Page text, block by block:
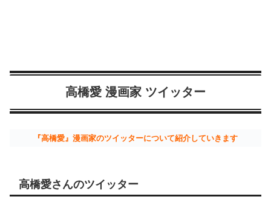
高橋愛 漫画家 ツイッター
『高橋愛』漫画家のツイッターについて紹介していきます
高橋愛さんのツイッター